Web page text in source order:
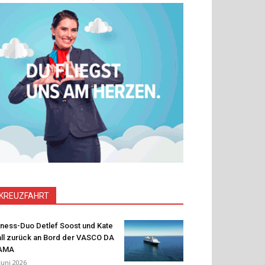
KREUZFAHRT
Duo Detlef Soost und Kate
zurück an Bord der VASCO DA
2026